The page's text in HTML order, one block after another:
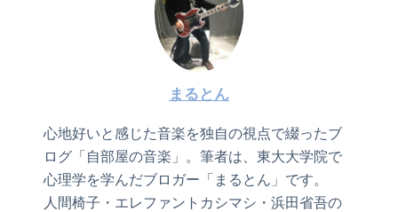
まるとん
心地好いと感じた音楽を独自の視点で綴ったブ
ログ「自部屋の音楽」。筆者は、東大大学院で
心理学を学んだブロガー「まるとん」です。
人間椅子・エレファントカシマシ・浜田省吾の